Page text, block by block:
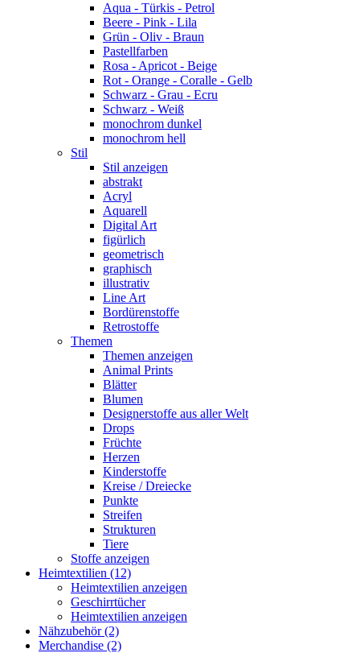
Aqua - Türkis - Petrol
Beere - Pink - Lila
Grün - Oliv - Braun
Pastellfarben
Rosa - Apricot - Beige
Rot - Orange - Coralle - Gelb
Schwarz - Grau - Ecru
Schwarz - Weiß
monochrom dunkel
monochrom hell
Stil
Stil anzeigen
abstrakt
Acryl
Aquarell
Digital Art
figürlich
geometrisch
graphisch
illustrativ
Line Art
Bordürenstoffe
Retrostoffe
Themen
Themen anzeigen
Animal Prints
Blätter
Blumen
Designerstoffe aus aller Welt
Drops
Früchte
Herzen
Kinderstoffe
Kreise / Dreiecke
Punkte
Streifen
Strukturen
Tiere
Stoffe anzeigen
Heimtextilien (12)
Heimtextilien anzeigen
Geschirrtücher
Heimtextilien anzeigen
Nähzubehör (2)
Merchandise (2)